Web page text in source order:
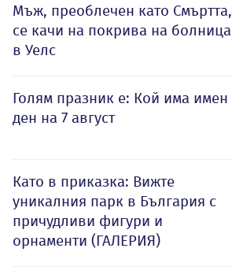
Мъж, преоблечен като Смъртта,
се качи на покрива на болница
в Уелс
Голям празник е: Кой има имен
ден на 7 август
Като в приказка: Вижте
уникалния парк в България с
причудливи фигури и
орнаменти (ГАЛЕРИЯ)